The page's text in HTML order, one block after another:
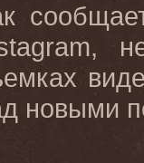
,
новыми